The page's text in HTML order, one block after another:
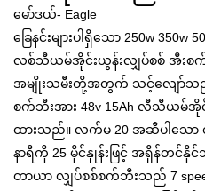
မော်ဒယ်- Eagle
ခြေနင်းများပါရှိသော 250w
လစ်သီယမ်အိုင်းယွန်းလျှပ်စစ် အီးစ
အမျိုးသမီးတို့အတွက် သင့်လျော်သ
စက်ဘီးအား 48v 15Ah လီသီယမ်
ထားသည်။ လက်မ 20 အဆီပါသေ
နာရီကို 25 မိုင်နှုန်းဖြင့် အရှိန်တင်
တာယာ လျှပ်စစ်စက်ဘီးသည် 7 speed